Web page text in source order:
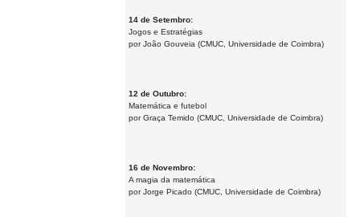
14 de Setembro:
Jogos e Estratégias
por João Gouveia (CMUC, Universidade de Coimbra)
12 de Outubro:
Matemática e futebol
por Graça Temido (CMUC, Universidade de Coimbra)
16 de Novembro:
A magia da matemática
por Jorge Picado (CMUC, Universidade de Coimbra)